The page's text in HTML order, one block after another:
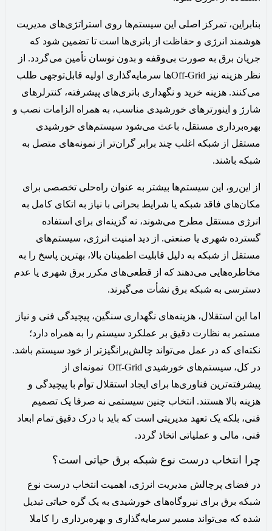
بنابراین، تمرکز اصلی این سیستم‌ها روی استراتژی‌های مدیریت
هوشمند انرژی و حفاظت از باتری‌ها است تا تضمین شود که
جریان برق به صورت بی‌وقفه و بدون نوسان تأمین می‌گردد. از
نظر هزینه نیز Off-Gridها سرمایه‌گذاری اولیه قابل‌توجهی طلب
می‌کنند. هزینه خرید و نگهداری باتری‌های پیشرفته، کنترلرهای
شارژ و اینورترهای خورشیدی مناسب، به همراه الزامات نصب و
بهره‌برداری مستقل، باعث می‌شود سیستم‌های خورشیدی
مستقل از شبکه اغلب چند برابر گران‌تر از نمونه‌های متصل به
شبکه باشند.
از این‌رو، این سیستم‌ها بیشتر به عنوان راه‌حلی تخصصی برای
مکان‌های فاقد شبکه یا شرایط بحرانی با نیاز به اتکای کامل به
انرژی مستقل مطرح می‌شوند، نه گزینه‌ای برای استفاده
گسترده شهری یا صنعتی. از دید امنیت انرژی، سیستم‌های
مستقل از شبکه به دلیل قابلیت اطمینان بالا، بهترین پاسخ را به
مخاطره‌هایی می‌دهند که از قطعی‌های مکرر برق شهری یا عدم
دسترسی به شبکه برق نشأت می‌گیرند.
اما این استقلال، هزینه‌های نگهداری سنگین، پیچیدگی فنی و نیاز
مستمر به نظارت دقیق بر عملکرد سیستم را به همراه دارد؛
نکته‌ای که در عمل می‌تواند چالش‌برانگیزتر از خود سیستم باشد.
در کل، سیستم‌های خورشیدی Off-Grid نمونه‌ای از
پیشرفته‌ترین فناوری‌ها برای ایجاد استقلال توأم با پیچیدگی و
هزینه بالا هستند. انتخاب چنین سیستمی نه صرفا یک تصمیم
فنی، بلکه یک تعهد مدیریتی است که باید با درک دقیق تمام ابعاد
فنی، مالی و عملیاتی اتخاذ گردد.
چرا انتخاب درست نوع شبکه برق حیاتی است؟
در فضای پرچالش مدیریت انرژی، اهمیت انتخاب درست نوع
شبکه برق برای نیروگاه‌های خورشیدی به یک گره حیاتی تبدیل
شده که می‌تواند مسیر سرمایه‌گذاری و بهره‌برداری را کاملا